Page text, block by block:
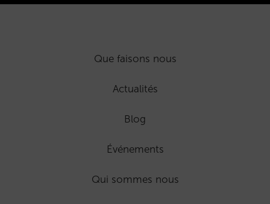
Que faisons nous
Actualités
Blog
Événements
Qui sommes nous